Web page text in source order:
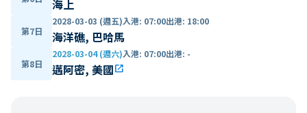
海上
第7日
2028-03-03 (週五)入港: 07:00出港: 18:00
海洋礁, 巴哈馬
第8日
2028-03-04 (週六)入港: 07:00出港: -
邁阿密, 美國open_in_new